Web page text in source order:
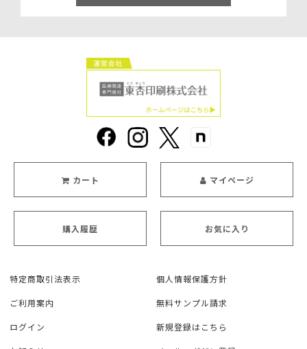
カート マイページ
購入履歴 お気に入り
特定商取引法表示 個人情報保護方針
ご利用案内 無料サンプル請求
ログイン 新規登録はこちら